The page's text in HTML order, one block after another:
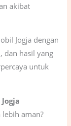
akibat
Jogja dengan
dan hasil yang
untuk
aman?